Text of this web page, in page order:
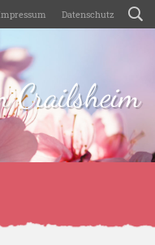
Datenschutz
Crailsheim